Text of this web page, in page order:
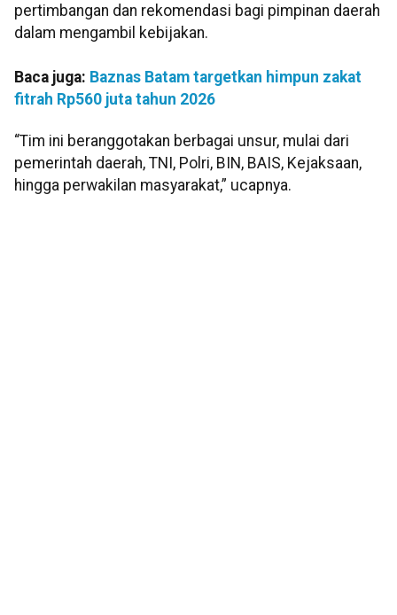
pertimbangan dan rekomendasi bagi pimpinan daerah
dalam mengambil kebijakan.
Baca juga: Baznas Batam targetkan himpun zakat
fitrah Rp560 juta tahun 2026
“Tim ini beranggotakan berbagai unsur, mulai dari
pemerintah daerah, TNI, Polri, BIN, BAIS, Kejaksaan,
hingga perwakilan masyarakat,” ucapnya.